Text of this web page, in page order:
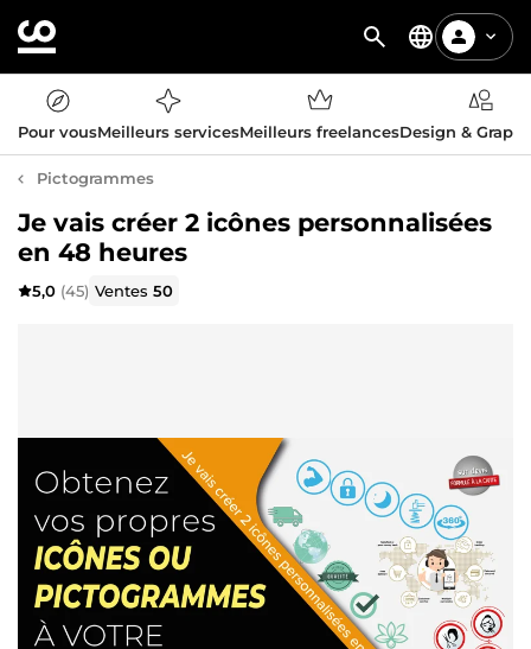
Pour vousMeilleurs servicesMeilleurs freelancesDesign &
Pictogrammes
Je vais créer 2 icônes personnalisées
en 48 heures
5,0 (45) Ventes50